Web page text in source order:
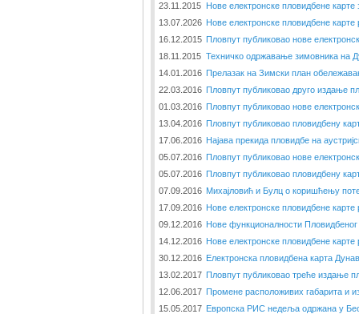
23.11.2015 Нове електронске пловидбене карте
13.07.2026 Нове електронске пловидбене карте
16.12.2015 Пловпут публиковао нове
18.11.2015 Техничко одржавање зимовника на
14.01.2016 Прелазак на Зимски план
22.03.2016 Пловпут публиковао друго издање
01.03.2016 Пловпут публиковао нове
13.04.2016 Пловпут публиковао пловидбену
17.06.2016 Најава прекида пловидбе на
05.07.2016 Пловпут публиковао нове
05.07.2016 Пловпут публиковао пловидбену
07.09.2016 Михајловић и Булц о коришћењу
17.09.2016 Нове електронске пловидбене карте
09.12.2016 Нове функционалности
14.12.2016 Нове електронске пловидбене карте
30.12.2016 Електронска пловидбена карта
13.02.2017 Пловпут публиковао треће издање
12.06.2017 Промене расположивих габарита и
15.05.2017 Европска РИС недеља одржана у